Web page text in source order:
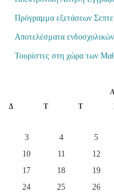
Πρόγραμμα εξετάσεων
Αποτελέσματα
Τουρίστες στη χώρα των
Δ
Τ Τ
3
4 5
10
11 12
17
18 19
24
25 26